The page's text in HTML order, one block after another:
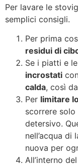
Per lavare le
semplici consigli.
Per prima
residui di
Se i piatti e
incrostati
calda, così da
Per limitare
scorrere
detersivo.
nell’acqua di
nuova per
All’interno